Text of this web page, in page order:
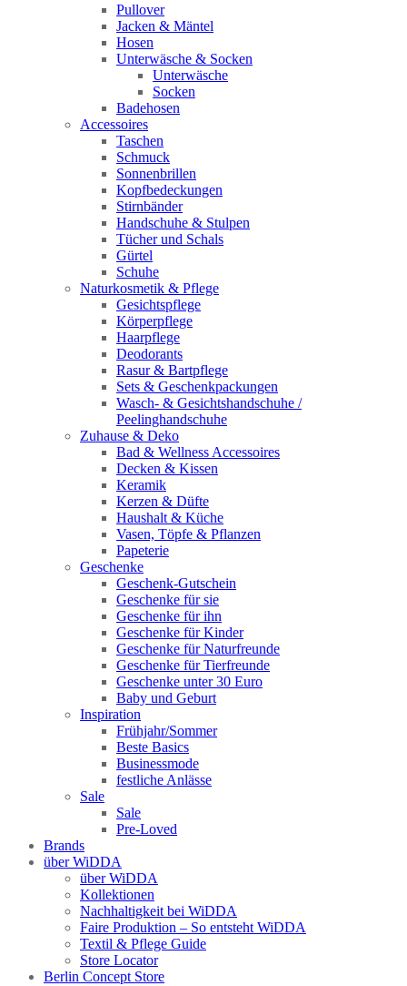
Pullover
Jacken & Mäntel
Hosen
Unterwäsche & Socken
Unterwäsche
Socken
Badehosen
Accessoires
Taschen
Schmuck
Sonnenbrillen
Kopfbedeckungen
Stirnbänder
Handschuhe & Stulpen
Tücher und Schals
Gürtel
Schuhe
Naturkosmetik & Pflege
Gesichtspflege
Körperpflege
Haarpflege
Deodorants
Rasur & Bartpflege
Sets & Geschenkpackungen
Wasch‑ & Gesichtshandschuhe /
Peelinghandschuhe
Zuhause & Deko
Bad & Wellness Accessoires
Decken & Kissen
Keramik
Kerzen & Düfte
Haushalt & Küche
Vasen, Töpfe & Pflanzen
Papeterie
Geschenke
Geschenk-Gutschein
Geschenke für sie
Geschenke für ihn
Geschenke für Kinder
Geschenke für Naturfreunde
Geschenke für Tierfreunde
Geschenke unter 30 Euro
Baby und Geburt
Inspiration
Frühjahr/Sommer
Beste Basics
Businessmode
festliche Anlässe
Sale
Sale
Pre-Loved
Brands
über WiDDA
über WiDDA
Kollektionen
Nachhaltigkeit bei WiDDA
Faire Produktion – So entsteht WiDDA
Textil & Pflege Guide
Store Locator
Berlin Concept Store